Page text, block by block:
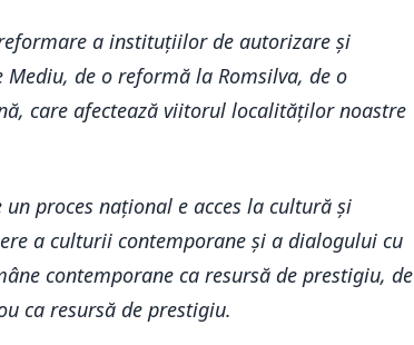
a instituțiilor de autorizare și
de o reformă la Romsilva, de o
care afectează viitorul localităților noastre
un proces național e acces la cultură și
a culturii contemporane și a dialogului cu
contemporane ca resursă de prestigiu, de
ca resursă de prestigiu.